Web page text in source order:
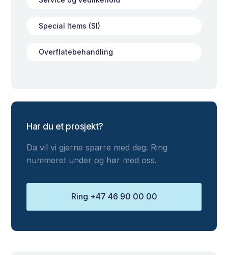
Special Items (SI)
Overflatebehandling
Har du et prosjekt?
Da vil vi gjerne sparre med deg. Ring
nummeret under og hør med oss.
Ring +47 46 90 00 00